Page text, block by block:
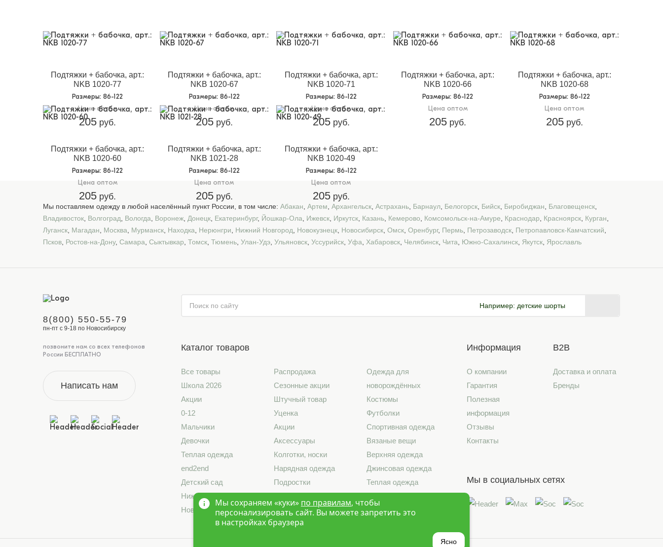
Подтяжки + бабочка, арт.:
NKB 1020-77
Размеры: 86-122
Цена оптом
205 руб.
Подтяжки + бабочка, арт.:
NKB 1020-67
Размеры: 86-122
Цена оптом
205руб.
Подтяжки + бабочка, арт.:
NKB 1020-71
Размеры: 86-122
Цена оптом
205руб.
Подтяжки + бабочка, арт.:
NKB 1020-66
Размеры: 86-122
Цена оптом
205 руб.
Подтяжки + бабочка, арт.:
NKB 1020-68
Размеры: 86-122
Цена оптом
205руб.
Подтяжки + бабочка, арт.:
NKB 1020-60
Размеры: 86-122
Цена оптом
205 руб.
Подтяжки + бабочка, арт.:
NKB 1021-28
Размеры: 86-122
Цена оптом
205руб.
Подтяжки + бабочка, арт.:
NKB 1020-49
Размеры: 86-122
Цена оптом
205руб.
Мы поставляем одежду в любой населённый пункт России, в том числе: Абакан Артем Архангельск Астрахань Барнаул Белогорск Бийск Биробиджан Благовещенск
Владивосток Волгоград Вологда Воронеж Донецк Екатеринбург, Йошкар-Ола Ижевск Иркутск Казань Кемерово Комсомольск-на-Амуре Краснодар Красноярск Курган
Луганск Магадан Москва Мурманск Находка Нерюнгри Нижний Новгород Новокузнецк Новосибирск Омск Оренбург, Пермь Петрозаводск Петропавловск-Камчатский
Псков Ростов-на-Дону, Самара Сыктывкар Томск Тюмень Улан-Удэ Ульяновск Уссурийск Уфа Хабаровск Челябинск Чита Южно-Сахалинск Якутск Ярославль
8(800) 550-55-79
пн-пт с 9-18 по Новосибирску
позвоните нам со всех телефонов
России БЕСПЛАТНО
Написать нам
Например: детские шорты
Каталог товаров
Все товары
Школа 2026
Акции
0-12
Мальчики
Девочки
Теплая одежда
end2end
Детский сад
Нижнее белье
Новинки
Распродажа
Сезонные акции
Штучный товар
Уценка
Акции
Аксессуары
Колготки, носки
Нарядная одежда
Подростки
Одежда для
новорождённых
Костюмы
Футболки
Спортивная одежда
Вязаные вещи
Верхняя одежда
Джинсовая одежда
Теплая одежда
Информация
О компании
Гарантия
Полезная
информация
Отзывы
Контакты
B2B
Доставка и оплата
Бренды
Мы в социальных сетях
Мы сохраняем «куки» по правилам, чтобы
персонализировать сайт. Вы можете запретить это
в настройках браузера
Ясно